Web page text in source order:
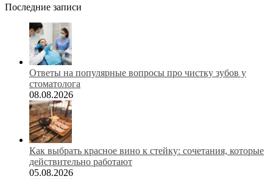
Последние записи
Ответы на популярные вопросы про чистку зубов у
стоматолога
08.08.2026
Как выбрать красное вино к стейку: сочетания, которые
действительно работают
05.08.2026